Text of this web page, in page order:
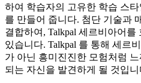
하여 학습자의 고유한 학습 스
를 만들어 줍니다. 첨단 기술과
결합하여, Talkpal 세르비아어
있습니다. Talkpal 를 통해 세르
가 아닌 흥미진진한 모험처럼
되는 자신을 발견하게 될 것입니